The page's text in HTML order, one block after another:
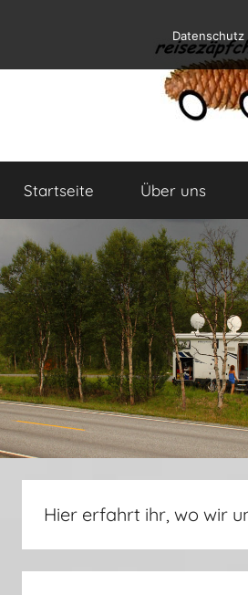
springen
und
Leben
Wohnmobil
Startseite Über uns
Hier erfahrt ihr, wo wir